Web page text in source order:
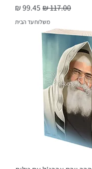
מחיר רגיל מחיר מבצע
משלוח עד הבית